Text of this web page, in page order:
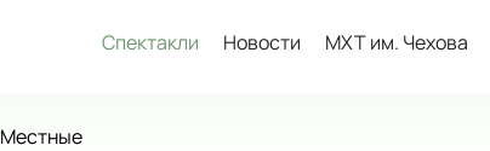
Спектакли Новости МХТ им. Чехова
Местные